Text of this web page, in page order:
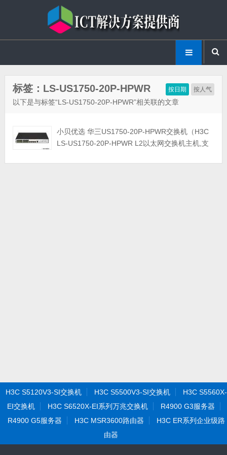
按日期 按人气
标签：LS-US1750-20P-HPWR
以下是与标签“LS-US1750-20P-HPWR”相关联的文章
小贝优选 华三US1750-20P-HPWR交换机（H3C
LS-US1750-20P-HPWR L2以太网交换机主机,支
H3C S5120V3-SI交换机 H3C S5500V3-SI交换机
H3C S5560X-
EI交换机
H3C S6520X-EI系列万兆交换机
R4900 G3服务器
R4900 G5服务器
H3C MSR3600路由器
H3C ER系列企业级路
由器